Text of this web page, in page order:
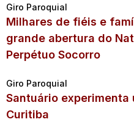
Giro Paroquial
Milhares de fiéis e
grande abertura do
Perpétuo Socorro
Giro Paroquial
Santuário experimenta
Curitiba